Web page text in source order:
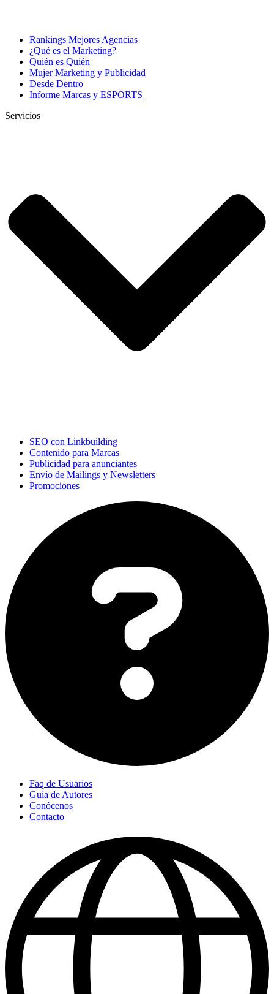
Rankings Mejores Agencias
¿Qué es el Marketing?
Quién es Quién
Mujer Marketing y Publicidad
Desde Dentro
Informe Marcas y ESPORTS
Servicios
SEO con Linkbuilding
Contenido para Marcas
Publicidad para anunciantes
Envío de Mailings y Newsletters
Promociones
Faq de Usuarios
Guía de Autores
Conócenos
Contacto